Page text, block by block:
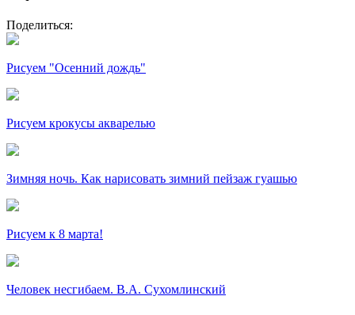
Поделиться:
Рисуем "Осенний дождь"
Рисуем крокусы акварелью
Зимняя ночь. Как нарисовать зимний пейзаж гуашью
Рисуем к 8 марта!
Человек несгибаем. В.А. Сухомлинский